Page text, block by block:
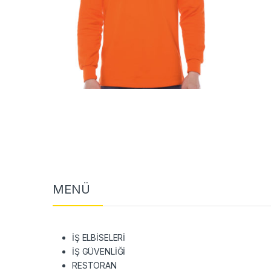
MENÜ
İŞ ELBİSELERİ
İŞ GÜVENLİĞİ
RESTORAN